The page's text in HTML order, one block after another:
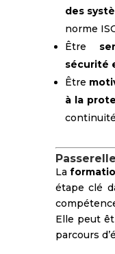
des
norme
Être
sécurité
Être
à la
La
étape clé
Elle peut
parcours